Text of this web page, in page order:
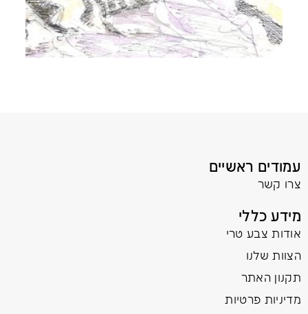
עמודים ראשיים
צרו קשר
מידע כללי
אודות צבע טרי
הצוות שלנו
תקנון האתר
מדיניות פרטיות